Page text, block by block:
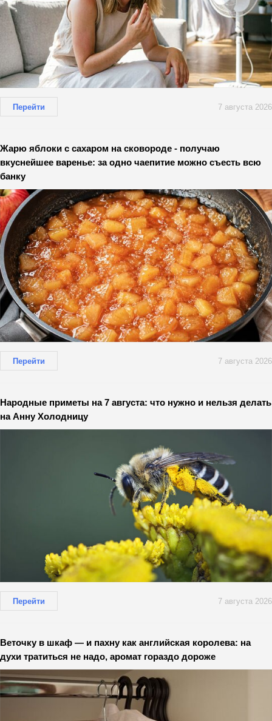
Перейти 7 августа 2026
Жарю яблоки с сахаром на сковороде - получаю
вкуснейшее варенье: за одно чаепитие можно съесть всю
банку
Перейти 7 августа 2026
Народные приметы на 7 августа: что нужно и нельзя делать
на Анну Холодницу
Перейти 7 августа 2026
Веточку в шкаф — и пахну как английская королева: на
духи тратиться не надо, аромат гораздо дороже